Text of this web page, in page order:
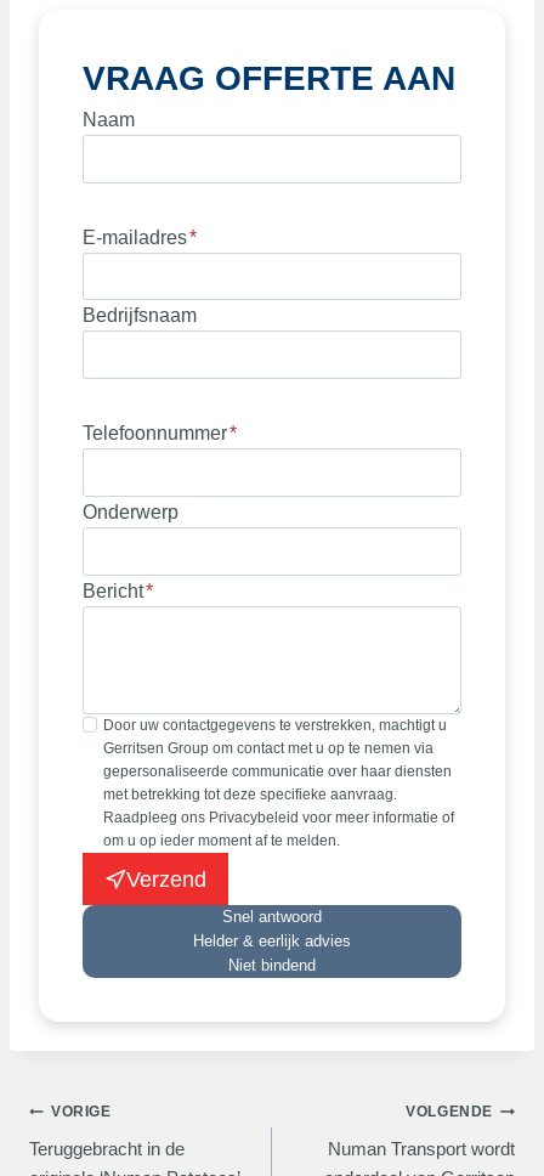
VRAAG OFFERTE AAN
Naam
E-mailadres*
Bedrijfsnaam
Telefoonnummer*
Onderwerp
Bericht*
Door uw contactgegevens te verstrekken, machtigt u
Gerritsen Group om contact met u op te nemen via
gepersonaliseerde communicatie over haar diensten
met betrekking tot deze specifieke aanvraag.
Raadpleeg ons Privacybeleid voor meer informatie of
om u op ieder moment af te melden.
Verzend
Snel antwoord
Helder & eerlijk advies
Niet bindend
Bericht
VORIGE
Teruggebracht in de
VOLGENDE
Numan Transport wordt